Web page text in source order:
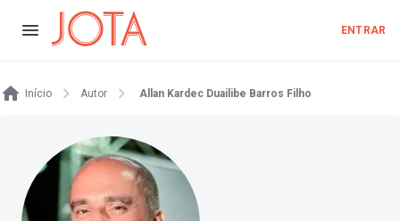
ENTRAR
Início Autor Allan Kardec Duailibe Barros Filho